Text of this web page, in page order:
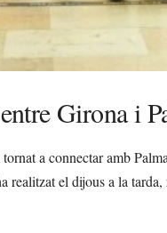
Girona i
tornat a connectar amb
el dijous a la